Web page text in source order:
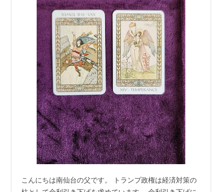
こんにちは南仙台の父です。 トランプ政権は経済対策の